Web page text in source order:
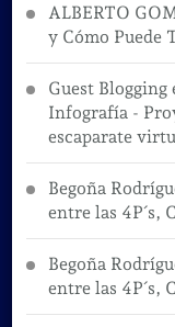
ALBERTO
y Cómo Puede
Guest
Infografía -
escaparate
Begoña
entre las 4P´s,
Begoña
entre las 4P´s,